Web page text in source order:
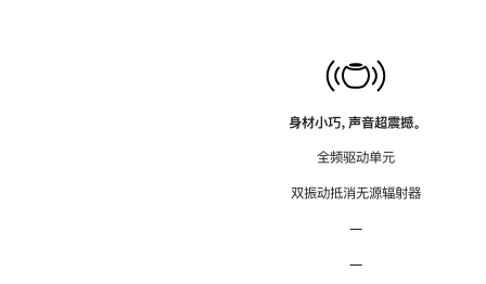
身材小巧，声音超震撼。
全频驱动单元
双振动抵消无源辐射器
—
—